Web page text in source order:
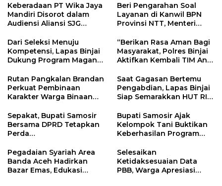
Keberadaan PT Wika Jaya
Mandiri Disorot dalam
Audiensi Aliansi SJG
Beri Pengarahan Soal
Layanan di Kanwil BPN
Provinsi NTT, Menteri
Pandang Masyarakat
Dari Seleksi Menuju
Kompetensi, Lapas Binjai
Dukung Program Magang
“Berikan Rasa Aman Bagi
Masyarakat, Polres Binjai
Aktifkan Kembali TIM Anti
Rutan Pangkalan Brandan
Perkuat Pembinaan
Karakter Warga Binaan
Kebersihan
Saat Gagasan Bertemu
Pengabdian, Lapas Binjai
Siap Semarakkan HUT RI
Sepakat, Bupati Samosir
Bersama DPRD Tetapkan
Perda
APBD 2025 dan Perda
Pengelolaan Sampah
Bupati Samosir Ajak
Kelompok Tani Buktikan
Keberhasilan Program
5 Ton Bibit Kentang
Disalurkan
Pegadaian Syariah Area
Banda Aceh Hadirkan
Bazar Emas, Edukasi
Selesaikan
Ketidaksesuaian Data
PBB, Warga Apresiasi